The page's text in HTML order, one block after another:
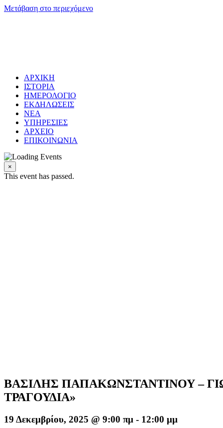
Μετάβαση στο περιεχόμενο
ΑΡΧΙΚΗ
ΙΣΤΟΡΙΑ
ΗΜΕΡΟΛΟΓΙΟ
ΕΚΔΗΛΩΣΕΙΣ
ΝΕΑ
ΥΠΗΡΕΣΙΕΣ
ΑΡΧΕΙΟ
ΕΠΙΚΟΙΝΩΝΙΑ
×
This event has passed.
ΒΑΣΙΛΗΣ ΠΑΠΑΚΩΝΣΤΑΝΤΙΝΟΥ –
ΤΡΑΓΟΥΔΙΑ»
19 Δεκεμβρίου, 2025 @ 9:00 πμ - 12:00 μμ